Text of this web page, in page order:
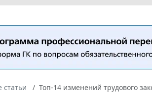
статьи Топ-14 изменений трудового